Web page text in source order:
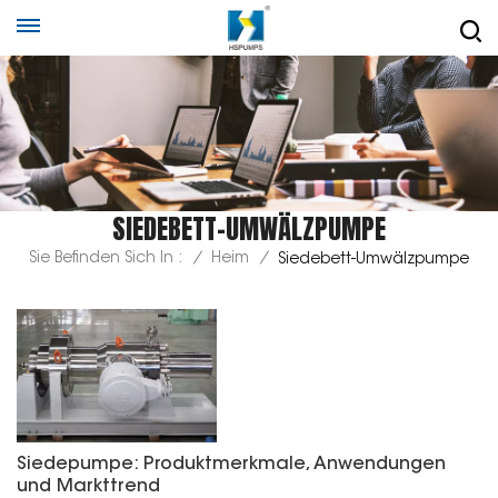
SIEDEBETT-UMWÄLZPUMPE
Sie Befinden Sich In : / Heim / Siedebett-Umwälzpumpe
Siedepumpe: Produktmerkmale, Anwendungen
und Markttrend